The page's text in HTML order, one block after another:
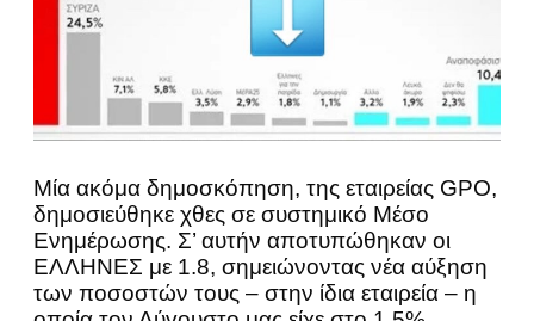
Μία ακόμα δημοσκόπηση, της εταιρείας GPO,
δημοσιεύθηκε χθες σε συστημικό Μέσο
Ενημέρωσης. Σ’ αυτήν αποτυπώθηκαν οι
ΕΛΛΗΝΕΣ με 1.8, σημειώνοντας νέα αύξηση
των ποσοστών τους – στην ίδια εταιρεία – η